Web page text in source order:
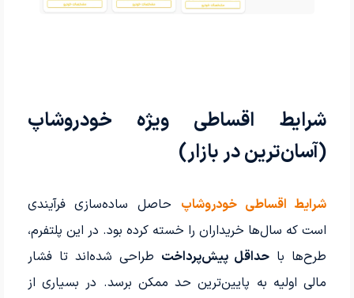
شرایط اقساطی ویژه خودروشاپ
(آسان‌ترین در بازار)
شرایط اقساطی خودروشاپ حاصل ساده‌سازی فرآیندی
است که سال‌ها خریداران را خسته کرده بود. در این پلتفرم،
طرح‌ها با حداقل پیش‌پرداخت طراحی شده‌اند تا فشار
مالی اولیه به پایین‌ترین حد ممکن برسد. در بسیاری از